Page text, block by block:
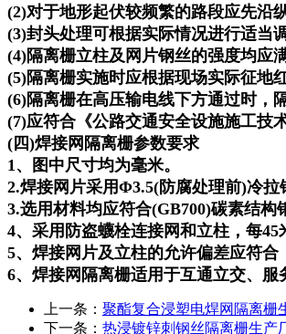
(2)对于地形起伏较频繁的路段应先沿
(3)封头处理可根据实际情况进行适当调
(4)隔离栅立柱及网片钢丝的强度均应
(5)隔离栅实施时应根据现场实际征地
(6)隔离栅在高压输电线下方通过时，
(7)应符合《公路交通安全设施施工技
(四)焊接网隔离栅参数要求
1、图中尺寸均为毫米。
2.焊接网片采用Φ3.5(防腐处理前)冷拉
3.选用材料均应符合(GB700)碳素结构
4、采用防盗蠛栓连接网和立柱，每45
5、焊接网片及立柱的允许偏差应符合
6、焊接网隔离栅适用于互通立交、
上一条： 聚酯复合浸塑电焊网隔离栅
下一条： 热浸镀锌刺钢丝隔离栅生产